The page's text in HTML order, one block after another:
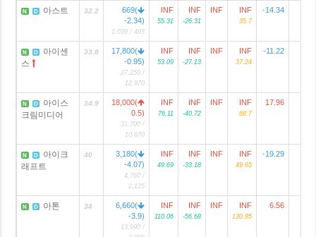
N D 아스트 32.2
669(
-2.34)
1,039 / 493
INF
55.31
INF
-26.31
INF INF
35.7
-14.34
N D
아이센
스
33.8
17,800(
-0.95)
27,250 /
12,970
INF
53.09
INF
-27.13
INF INF
37.24
-11.22
N D
아이스
크림미디어
34.9
18,000(
0.5)
31,700 /
10,670
INF
76.11
INF
-40.72
INF INF
68.7
17.96
N D
아이크
래프트
40
3,180(
-4.07)
4,760 /
2,125
INF
49.69
INF
-33.18
INF INF
49.65
-19.29
N D 아톤 34
6,660(
-3.9)
13,990 /
INF
110.06
INF
-56.68
INF INF
130.85
6.56